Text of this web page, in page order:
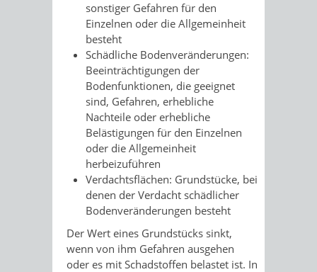
sonstiger Gefahren für den
Einzelnen oder die Allgemeinheit
besteht
Schädliche Bodenveränderungen:
Beeinträchtigungen der
Bodenfunktionen, die geeignet
sind, Gefahren, erhebliche
Nachteile oder erhebliche
Belästigungen für den Einzelnen
oder die Allgemeinheit
herbeizuführen
Verdachtsflächen: Grundstücke, bei
denen der Verdacht schädlicher
Bodenveränderungen besteht
Der Wert eines Grundstücks sinkt,
wenn von ihm Gefahren ausgehen
oder es mit Schadstoffen belastet ist. In